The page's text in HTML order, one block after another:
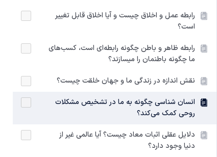
رابطه عمل و اخلاق چیست و آیا اخلاق قابل تغییر
است؟
رابطه ظاهر و باطن چگونه رابطه‌ای است، کسب‌های
ما چگونه باطنمان را میسازند؟
نقش اندازه در زندگی ما و جهان خلقت چیست؟
انسان شناسی چگونه به ما در تشخیص مشکلات
روحی کمک می‌کند؟
دلایل عقلی اثبات معاد چیست؟ آیا عالمی غیر از
دنیا وجود دارد؟